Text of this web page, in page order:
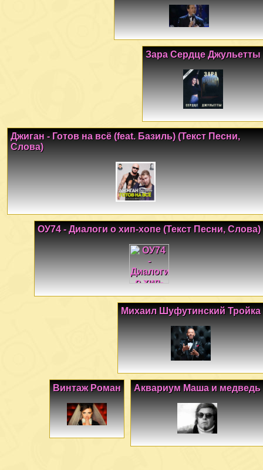
Зара Сердце Джульетты
Джиган - Готов на всё (feat. Базиль) (Текст Песни,
Слова)
ОУ74 - Диалоги о хип-хопе (Текст Песни, Слова)
Михаил Шуфутинский Тройка
Аквариум Маша и медведь
Винтаж Роман